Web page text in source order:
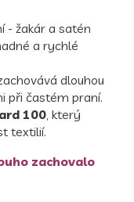
- žakár a satén
a rychlé
dlouhou
při častém praní.
100, který
textilií.
zachovalo